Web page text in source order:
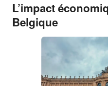
L’impact
Belgique